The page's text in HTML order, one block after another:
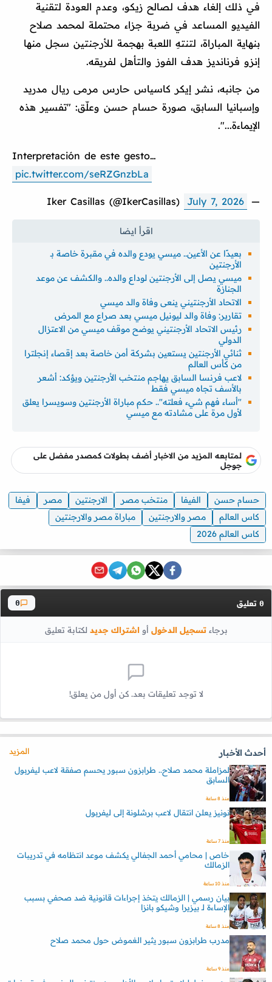
في ذلك إلغاء هدف لصالح زيكو، وعدم العودة لتقنية
الفيديو المساعد في ضربة جزاء محتملة لمحمد صلاح
بنهاية المباراة، لتنتهِ اللعبة بهجمة للأرجنتين سجل منها
إنزو فرنانديز هدف الفوز والتأهل لفريقه.
من جانبه، نشر إيكر كاسياس حارس مرمى ريال مدريد
وإسبانيا السابق، صورة حسام حسن وعلّق: "تفسير هذه
الإيماءة...".
Interpretación de este gesto…
pic.twitter.com/seRZGnzbLa
— Iker Casillas (@IkerCasillas)
July 7, 2026
بعيدًا عن الأعين.. ميسي يودع والده في مقبرة خاصة بـ
الأرجنتين
ميسي يصل إلى الأرجنتين لوداع والده.. والكشف عن موعد
الجنازة
الاتحاد الأرجنتيني ينعى وفاة والد ميسي
تقارير: وفاة والد ليونيل ميسي بعد صراع مع المرض
رئيس الاتحاد الأرجنتيني يوضح موقف ميسي من الاعتزال
الدولي
ثنائي الأرجنتين يستعين بشركة أمن خاصة بعد إقصاء إنجلترا
من كأس العالم
لاعب فرنسا السابق يهاجم منتخب الأرجنتين ويؤكد: أشعر
بالأسف تجاه ميسي فقط
"أساء فهم شيء فعلته".. حكم مباراة الأرجنتين وسويسرا يعلق
لأول مرة على مشادته مع ميسي
لمتابعه المزيد من الاخبار أضف بطولات كمصدر مفضل على
جوجل
حسام حسن الفيفا منتخب مصر الارجنتين مصر
فيفا
كاس العالم
مصر والارجنتين
مباراة مصر والارجنتين
كاس العالم 2026
0 تعليق 0
برجاءتسجيل الدخول أواشتراك جديد لكتابة تعليق
لا توجد تعليقات بعد. كن أول من يعلق!
أحدث الأخبار
المزيد
لمزاملة محمد صلاح.. طرابزون سبور يحسم صفقة لاعب ليفربول
السابق
منذ 8 ساعة
نونيز يعلن انتقال لاعب برشلونة إلى ليفربول
منذ 7 ساعة
خاص | محامي أحمد الجفالي يكشف موعد انتظامه في تدريبات
الزمالك
منذ 10 ساعة
بيان رسمي | الزمالك يتخذ إجراءات قانونية ضد صحفي بسبب
الإساءة لـ بيزيرا وشيكو بانزا
منذ 8 ساعة
مدرب طرابزون سبور يثير الغموض حول محمد صلاح
منذ 9 ساعة